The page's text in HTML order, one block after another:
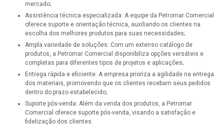
mercado;
Assistência técnica especializada: A equipe da Petromar Comercial
oferece suporte e orientação técnica, auxiliando os clientes na
escolha dos melhores produtos para suas necessidades;
Ampla variedade de soluções: Com um extenso catálogo de
produtos, a Petromar Comercial disponibiliza opções versáteis e
completas para diferentes tipos de projetos e aplicações;
Entrega rápida e eficiente: A empresa prioriza a agilidade na entrega
dos materiais, promovendo que os clientes recebam seus pedidos
dentro do prazo estabelecido;
Suporte pós-venda: Além da venda dos produtos, a Petromar
Comercial oferece suporte pós-venda, visando a satisfação e
fidelização dos clientes.